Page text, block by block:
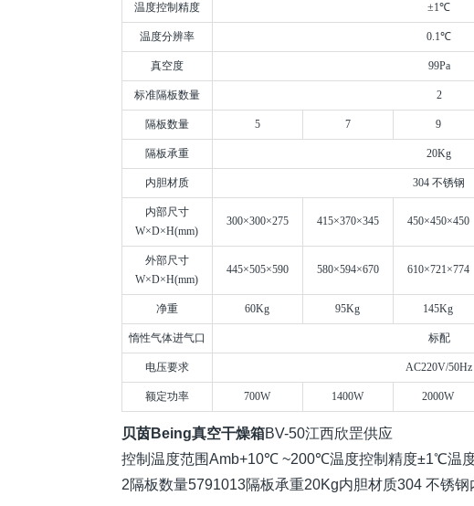
温度控制精度 ±1℃
温度分辨率 0.1℃
真空度 99Pa
标准隔板数量 2
隔板数量 5 7 9
隔板承重 20Kg
内胆材质 304 不锈钢
内部尺寸
W×D×H(mm)
300×300×275 415×370×345 450×450×450
外部尺寸
W×D×H(mm)
445×505×590 580×594×670 610×721×774
净重 60Kg 95Kg 145Kg
惰性气体进气口 标配
电压要求 AC220V/50Hz
额定功率 700W 1400W 2000W
贝茵Being真空干燥箱BV-50江西欣罡供应
控制温度范围Amb+10℃ ~200℃温度控制精度±1℃温
2隔板数量5791013隔板承重20Kg内胆材质304 不锈